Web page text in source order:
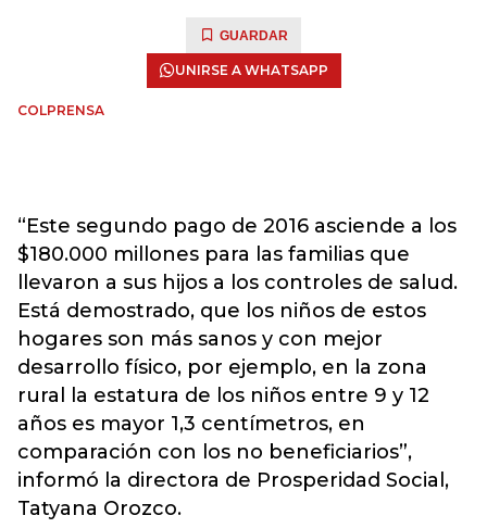
GUARDAR
UNIRSE A WHATSAPP
COLPRENSA
“Este segundo pago de 2016 asciende a los
$180.000 millones para las familias que
llevaron a sus hijos a los controles de salud.
Está demostrado, que los niños de estos
hogares son más sanos y con mejor
desarrollo físico, por ejemplo, en la zona
rural la estatura de los niños entre 9 y 12
años es mayor 1,3 centímetros, en
comparación con los no beneficiarios”,
informó la directora de Prosperidad Social,
Tatyana Orozco.